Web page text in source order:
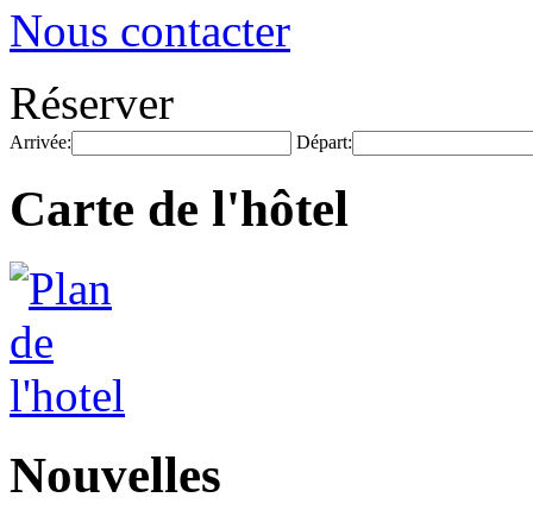
Nous contacter
Réserver
Arrivée: Départ:
Carte de l'hôtel
Nouvelles